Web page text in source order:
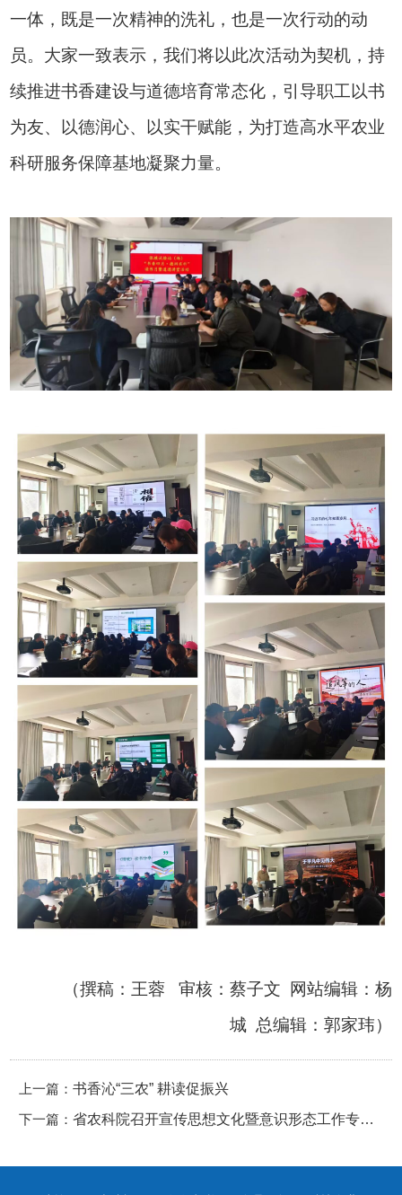
一体，既是一次精神的洗礼，也是一次行动的动
员。大家一致表示，我们将以此次活动为契机，持
续推进书香建设与道德培育常态化，引导职工以书
为友、以德润心、以实干赋能，为打造高水平农业
科研服务保障基地凝聚力量。
（撰稿：王蓉 审核：蔡子文 网站编辑：杨
城 总编辑：郭家玮）
上一篇：书香沁“三农” 耕读促振兴
下一篇：省农科院召开宣传思想文化暨意识形态工作专题